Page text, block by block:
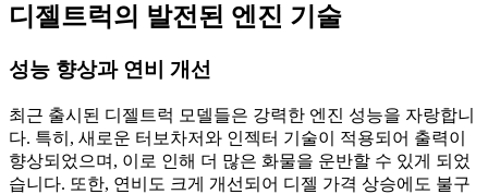
디젤트럭의 발전된 엔진 기술
성능 향상과 연비 개선
최근 출시된 디젤트럭 모델들은 강력한 엔진 성능을 자랑합니
다. 특히, 새로운 터보차저와 인젝터 기술이 적용되어 출력이
향상되었으며, 이로 인해 더 많은 화물을 운반할 수 있게 되었
습니다. 또한, 연비도 크게 개선되어 디젤 가격 상승에도 불구